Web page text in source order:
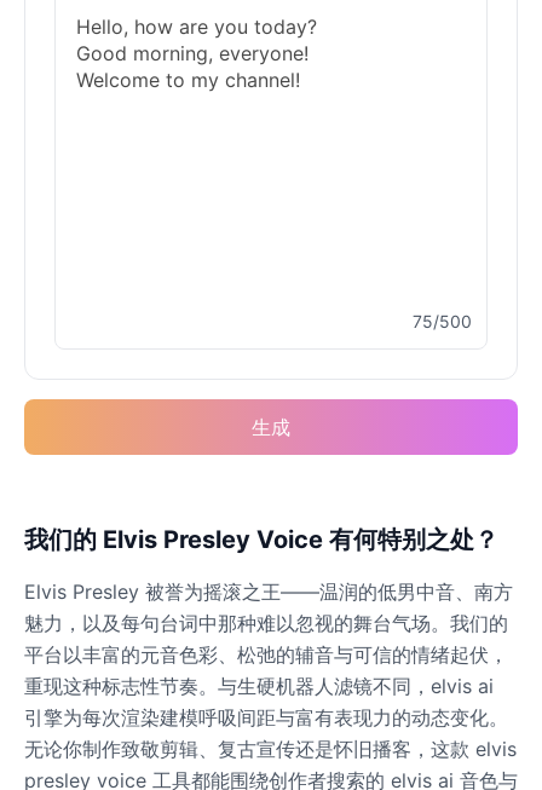
Male @Lucas
Male @PeachyCloud
Emilia Clarke
Female @NYCgirl2009
Eminem
Emma Waston
Female @GamingPro365
Gavin Newsom
Male @KingArthur
75/500
生成
我们的 Elvis Presley Voice 有何特别之处？
Elvis Presley 被誉为摇滚之王——温润的低男中音、南方
魅力，以及每句台词中那种难以忽视的舞台气场。我们的
平台以丰富的元音色彩、松弛的辅音与可信的情绪起伏，
重现这种标志性节奏。与生硬机器人滤镜不同，elvis ai
引擎为每次渲染建模呼吸间距与富有表现力的动态变化。
无论你制作致敬剪辑、复古宣传还是怀旧播客，这款 elvis
presley voice 工具都能围绕创作者搜索的 elvis ai 音色与